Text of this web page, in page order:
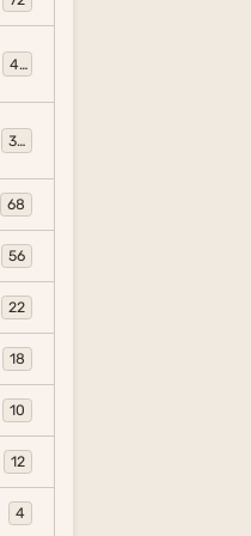
454
325
68
56
22
18
10
12
4